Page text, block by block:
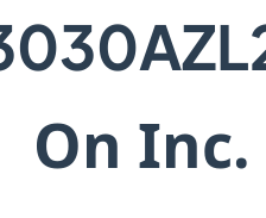
On Inc.